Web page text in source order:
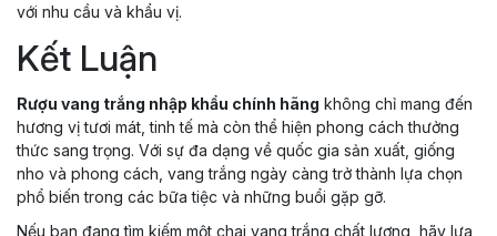
với nhu cầu và khẩu vị.
Kết Luận
Rượu vang trắng nhập khẩu chính hãng không chỉ mang đến
hương vị tươi mát, tinh tế mà còn thể hiện phong cách thưởng
thức sang trọng. Với sự đa dạng về quốc gia sản xuất, giống
nho và phong cách, vang trắng ngày càng trở thành lựa chọn
phổ biến trong các bữa tiệc và những buổi gặp gỡ.
Nếu bạn đang tìm kiếm một chai vang trắng chất lượng, hãy lựa